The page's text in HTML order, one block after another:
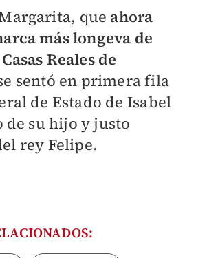
que ahora
más longeva de
Reales de
sentó en primera fila
de Estado de Isabel
de su hijo y justo
rey Felipe.